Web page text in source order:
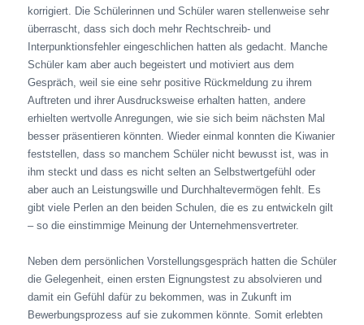
korrigiert. Die Schülerinnen und Schüler waren stellenweise sehr
überrascht, dass sich doch mehr Rechtschreib- und
Interpunktionsfehler eingeschlichen hatten als gedacht. Manche
Schüler kam aber auch begeistert und motiviert aus dem
Gespräch, weil sie eine sehr positive Rückmeldung zu ihrem
Auftreten und ihrer Ausdrucksweise erhalten hatten, andere
erhielten wertvolle Anregungen, wie sie sich beim nächsten Mal
besser präsentieren könnten. Wieder einmal konnten die Kiwanier
feststellen, dass so manchem Schüler nicht bewusst ist, was in
ihm steckt und dass es nicht selten an Selbstwertgefühl oder
aber auch an Leistungswille und Durchhaltevermögen fehlt. Es
gibt viele Perlen an den beiden Schulen, die es zu entwickeln gilt
– so die einstimmige Meinung der Unternehmensvertreter.
Neben dem persönlichen Vorstellungsgespräch hatten die Schüler
die Gelegenheit, einen ersten Eignungstest zu absolvieren und
damit ein Gefühl dafür zu bekommen, was in Zukunft im
Bewerbungsprozess auf sie zukommen könnte. Somit erlebten